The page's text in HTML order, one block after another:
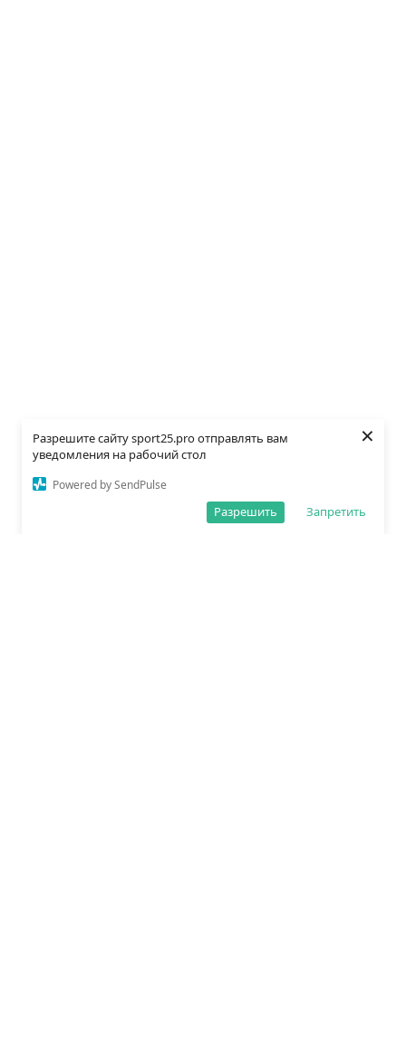
Разрешите сайту sport25.pro отправлять вам
уведомления на рабочий стол
Powered by SendPulse
Запретить
Разрешить
×